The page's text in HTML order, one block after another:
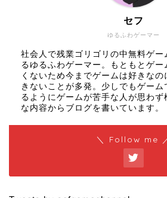
ゆるふわゲーマー
セフ
社会人で残業ゴリゴリの中無料ゲー
るゆるふわゲーマー。もともとゲー
くないため今までゲームは好きな
きないことが多発。少しでもゲーム
るようにゲームが苦手な人が思わず
な内容からブログを書いています。
＼ Follow me